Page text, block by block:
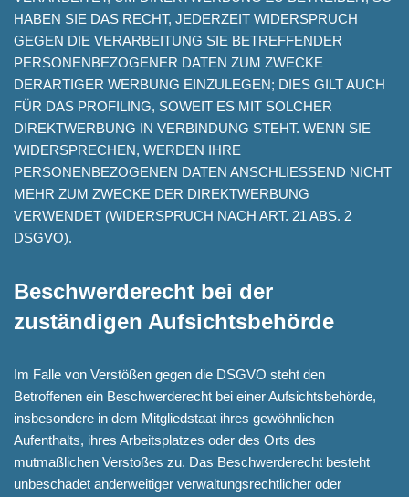
HABEN SIE DAS RECHT, JEDERZEIT WIDERSPRUCH
GEGEN DIE VERARBEITUNG SIE BETREFFENDER
PERSONENBEZOGENER DATEN ZUM ZWECKE
DERARTIGER WERBUNG EINZULEGEN; DIES GILT AUCH
FÜR DAS PROFILING, SOWEIT ES MIT SOLCHER
DIREKTWERBUNG IN VERBINDUNG STEHT. WENN SIE
WIDERSPRECHEN, WERDEN IHRE
PERSONENBEZOGENEN DATEN ANSCHLIESSEND NICHT
MEHR ZUM ZWECKE DER DIREKTWERBUNG
VERWENDET (WIDERSPRUCH NACH ART. 21 ABS. 2
DSGVO).
Beschwerde­recht bei der
zuständigen Aufsichts­behörde
Im Falle von Verstößen gegen die DSGVO steht den
Betroffenen ein Beschwerderecht bei einer Aufsichtsbehörde,
insbesondere in dem Mitgliedstaat ihres gewöhnlichen
Aufenthalts, ihres Arbeitsplatzes oder des Orts des
mutmaßlichen Verstoßes zu. Das Beschwerderecht besteht
unbeschadet anderweitiger verwaltungsrechtlicher oder